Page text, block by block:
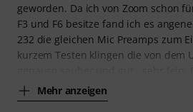
geworden. Da ich von Zoom schon
F3 und F6 besitze fand ich es
232 die gleichen Mic Preamps zum
kurzem Testen klingen die von dem
Mehr anzeigen